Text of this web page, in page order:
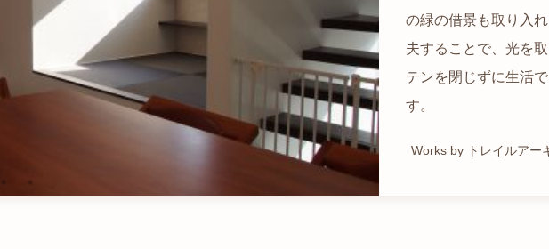
地の中で最も心地よ
る大きなテラスとし
風・眺めがリビング
としています。
の緑の借景も取り入
夫することで、光を
テンを閉じずに生活
す。
Works by トレイルア
自然の中の岩山を切
ドなゲストハウスを
る都市型住宅です。
かつての機織り工場
世帯の住居へと蘇りま